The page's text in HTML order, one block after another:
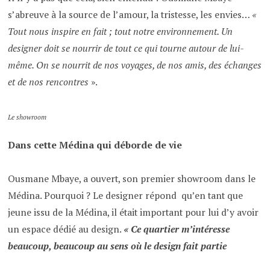
s’abreuve à la source de l’amour, la tristesse, les envies… «
Tout nous inspire en fait ; tout notre environnement. Un
designer doit se nourrir de tout ce qui tourne autour de lui-
même. On se nourrit de nos voyages, de nos amis, des échanges
et de nos rencontres ».
Le showroom
Dans cette Médina qui déborde de vie
Ousmane Mbaye, a ouvert, son premier showroom dans le
Médina. Pourquoi ? Le designer répond qu’en tant que
jeune issu de la Médina, il était important pour lui d’y avoir
un espace dédié au design. « Ce quartier m’intéresse
beaucoup, beaucoup au sens où le design fait partie